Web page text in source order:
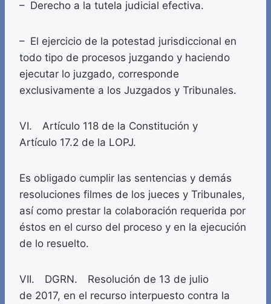
– Derecho a la tutela judicial efectiva.
– El ejercicio de la potestad jurisdiccional en
todo tipo de procesos juzgando y haciendo
ejecutar lo juzgado, corresponde
exclusivamente a los Juzgados y Tribunales.
VI. Artículo 118 de la Constitución y
Artículo 17.2 de la LOPJ.
Es obligado cumplir las sentencias y demás
resoluciones filmes de los jueces y Tribunales,
así como prestar la colaboración requerida por
éstos en el curso del proceso y en la ejecución
de lo resuelto.
VII. DGRN. Resolución de 13 de julio
de 2017, en el recurso interpuesto contra la